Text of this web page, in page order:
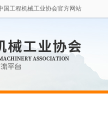
国工程机械工业协会官方网站